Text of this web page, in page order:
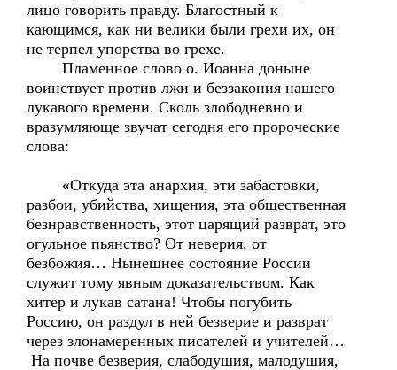
лицо говорить правду. Благостный к
кающимся, как ни велики были грехи их, он
не терпел упорства во грехе.
Пламенное слово о. Иоанна доныне
воинствует против лжи и беззакония нашего
лукавого времени. Сколь злободневно и
вразумляюще звучат сегодня его пророческие
слова:
«Откуда эта анархия, эти забастовки,
разбои, убийства, хищения, эта общественная
безнравственность, этот царящий разврат, это
огульное пьянство? От неверия, от
безбожия… Нынешнее состояние России
служит тому явным доказательством. Как
хитер и лукав сатана! Чтобы погубить
Россию, он раздул в ней безверие и разврат
через злонамеренных писателей и учителей…
На почве безверия, слабодушия, малодушия,